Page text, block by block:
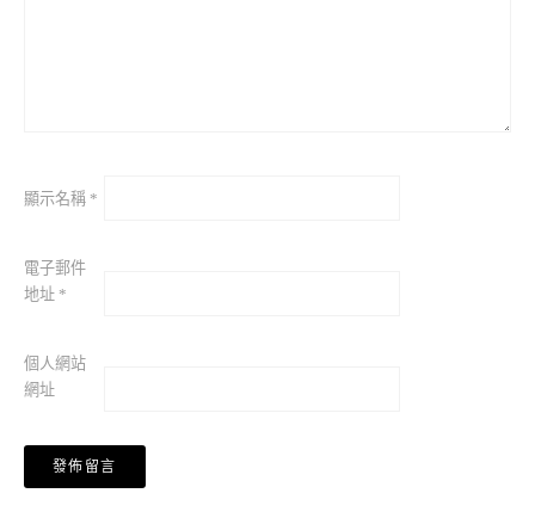
顯示名稱 *
電子郵件
地址 *
個人網站
網址